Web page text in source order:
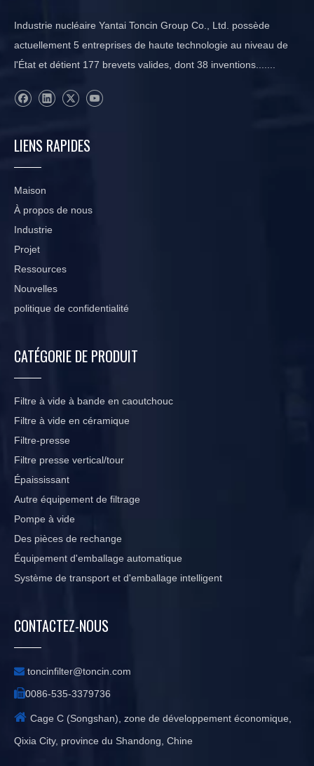
Industrie nucléaire Yantai Toncin Group Co., Ltd. possède
actuellement 5 entreprises de haute technologie au niveau de
l'État et détient 177 brevets valides, dont 38 inventions.......
LIENS RAPIDES
Maison
À propos de nous
Industrie
Projet
Ressources
Nouvelles
politique de confidentialité
CATÉGORIE DE PRODUIT
Filtre à vide à bande en caoutchouc
Filtre à vide en céramique
Filtre-presse
Filtre presse vertical/tour
Épaississant
Autre équipement de filtrage
Pompe à vide
Des pièces de rechange
Équipement d'emballage automatique
Système de transport et d'emballage intelligent
CONTACTEZ-NOUS
 toncinfilter@toncin.com
0086-535-3379736
 Cage C (Songshan), zone de développement économique,
Qixia City, province du Shandong, Chine